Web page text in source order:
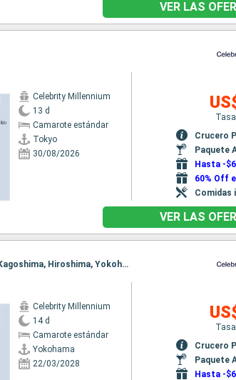
VER LAS
Celebrity Millennium
13 d
Camarote estándar
Tokyo
30/08/2026
Crucero
Paquete
Hasta -
60% Off
Comidas
VER LAS
Itinerario : Yokohama, Shimizu, Kochi, Kyoto, Kobe, Fukuoka, Pusan, Nagasaki, Kagoshima, Hiroshima, Yokohama
Celebrity Millennium
14 d
Camarote estándar
Yokohama
22/03/2028
Crucero
Paquete
Hasta -